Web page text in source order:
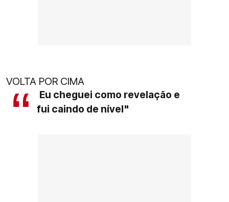
VOLTA POR CIMA
Eu cheguei como revelação e
fui caindo de nível"